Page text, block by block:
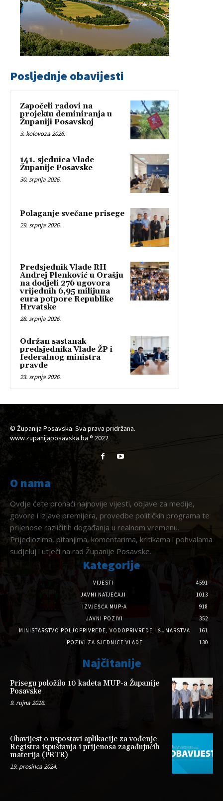
Posljednje obavijesti
Započeli radovi na
projektu deminiranja u
Županiji Posavskoj
3. kolovoza 2026.
141. sjednica Vlade
Županije Posavske
30. srpnja 2026.
Polaganje svečane prisege
29. srpnja 2026.
Predsjednik Vlade RH
Andrej Plenković u Orašju
na dodjeli 276 ugovora
vrijednih 6,95 milijuna
eura potpore Republike
Hrvatske
28. srpnja 2026.
Održan sastanak
predsjednika Vlade ŽP i
federalnog ministra
pravde
23. srpnja 2026.
© Županija Posavska. Sva prava pridržana.
www.zupanijaposavska.ba ® 2022
O nama
Ovdje ćete pronaći najnovije vijesti, objave za medije,
govore i izjave premijera, provedbe političkih programa te
prijenose različitih događanja u realnom vremenu.
Prijedlozima, pitanjima, komentarima, kritikama i pohvalama
sudjeluj i utječi na rad Županije Posavske.
Kategorije
VIJESTI
4591
JAVNI NATJEČAJI
1013
IZVJEŠĆA MUP-A
918
JAVNI POZIVI
352
MINISTARSTVO POLJOPRIVREDE, VODOPRIVREDE I ŠUMARSTVA
161
POZIVI ZA SJEDNICE VLADE
130
Najčitanije
Prisegu položilo 10 kadeta MUP-a Županije
Posavske
9. rujna 2016.
Obavijest o uspostavi aplikacije za vođenje
Registra ispuštanja i prijenosa zagađujućih
materija (PRTR)
19. prosinca 2024.